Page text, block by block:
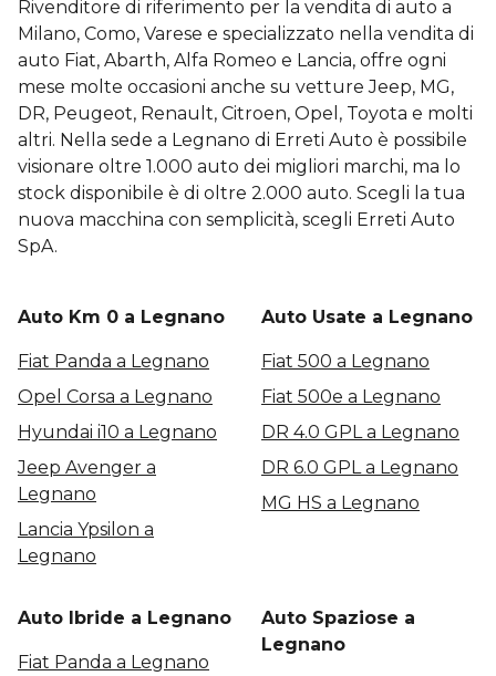
Rivenditore di riferimento per la vendita di auto a
Milano, Como, Varese e specializzato nella vendita di
auto Fiat, Abarth, Alfa Romeo e Lancia, offre ogni
mese molte occasioni anche su vetture Jeep, MG,
DR, Peugeot, Renault, Citroen, Opel, Toyota e molti
altri. Nella sede a Legnano di Erreti Auto è possibile
visionare oltre 1.000 auto dei migliori marchi, ma lo
stock disponibile è di oltre 2.000 auto. Scegli la tua
nuova macchina con semplicità, scegli Erreti Auto
SpA.
Auto Km 0 a Legnano
Fiat Panda a Legnano
Opel Corsa a Legnano
Hyundai i10 a Legnano
Jeep Avenger a
Legnano
Lancia Ypsilon a
Legnano
Auto Usate a Legnano
Fiat 500 a Legnano
Fiat 500e a Legnano
DR 4.0 GPL a Legnano
DR 6.0 GPL a Legnano
MG HS a Legnano
Auto Ibride a Legnano
Fiat Panda a Legnano
Auto Spaziose a
Legnano